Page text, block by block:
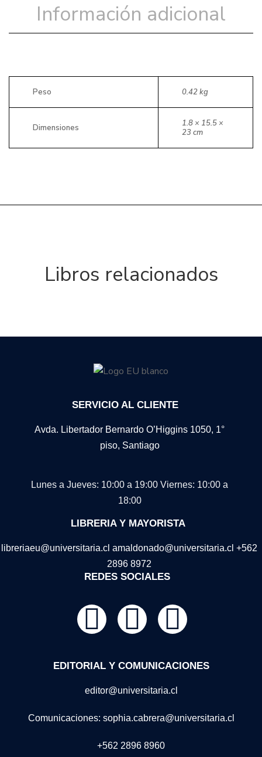
Información adicional
Peso 0.42 kg
Dimensiones
1.8 × 15.5 ×
23 cm
Libros relacionados
SERVICIO AL CLIENTE
Avda. Libertador Bernardo O’Higgins 1050, 1°
piso, Santiago
Lunes a Jueves: 10:00 a 19:00 Viernes: 10:00 a
18:00
LIBRERIA Y MAYORISTA
libreriaeu@universitaria.cl amaldonado@universitaria.cl +562
2896 8972
REDES SOCIALES
EDITORIAL Y COMUNICACIONES
editor@universitaria.cl
Comunicaciones: sophia.cabrera@universitaria.cl
+562 2896 8960